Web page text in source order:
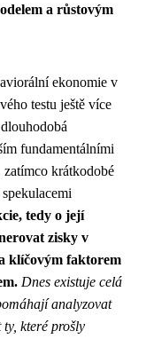
a růstovým
ekonomie v
testu ještě více
fundamentálními
krátkodobé
tedy o její
zisky v
klíčovým faktorem
Dnes existuje celá
analyzovat
které prošly